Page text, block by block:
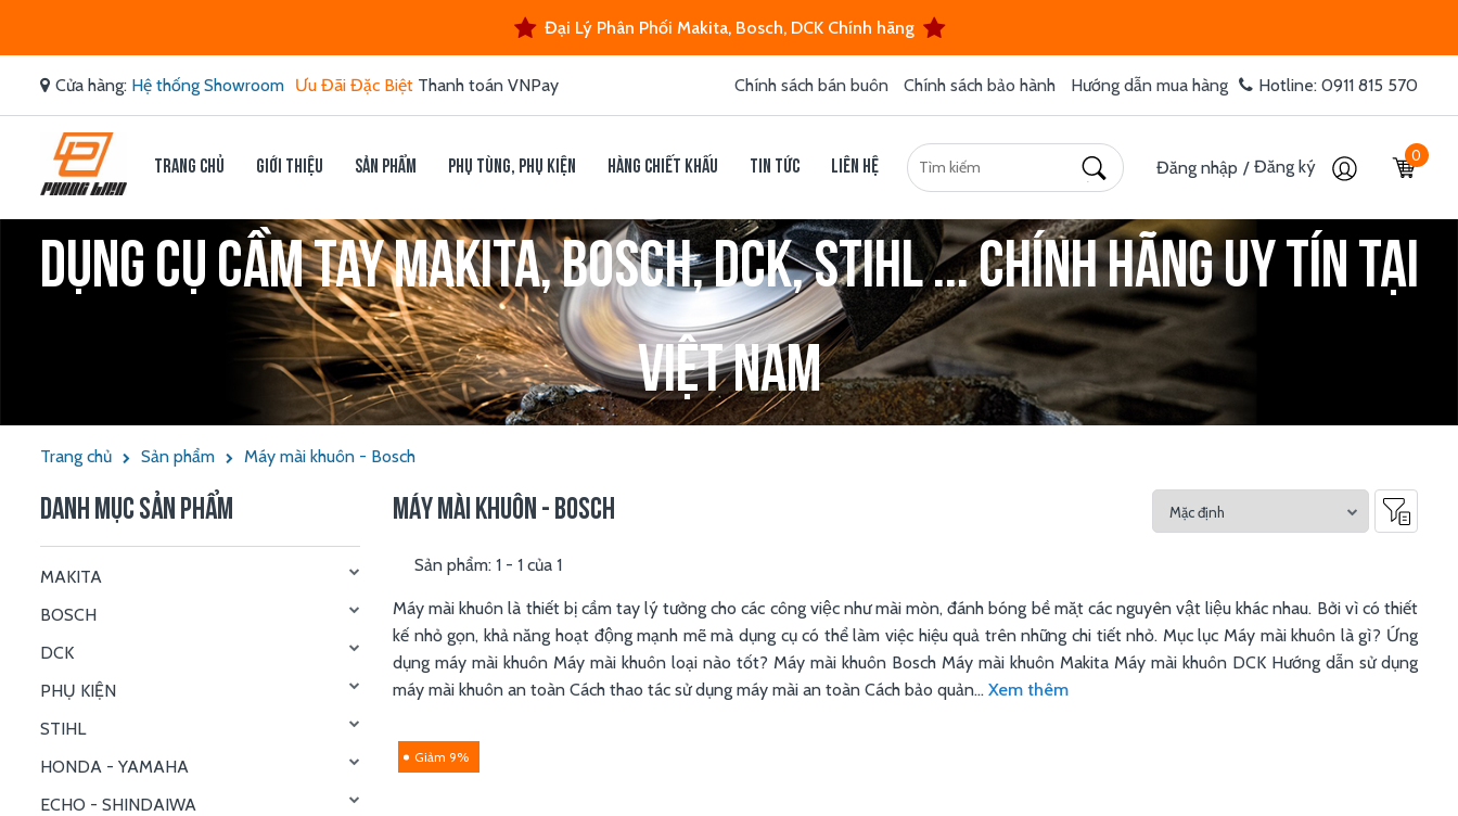
Đại Lý Phân Phối Makita, Bosch, DCK Chính hãng
Cửa hàng: Hệ thống Showroom Ưu Đãi Đặc Biệt Thanh toán VNPay Chính sách bán buôn Chính sách bảo hành Hướng dẫn mua hàng Hotline: 0911 815 570
Trang chủ Giới thiệu Sản phẩm Phụ tùng, phụ kiện Hàng chiết khấu Tin tức Liên hệ Đăng nhập / Đăng ký
0
Dụng cụ cầm tay Makita, Bosch, DCK, Stihl ... chính hãng uy tín tại
Việt Nam
Trang chủ Sản phẩm Máy mài khuôn - Bosch
DANH MỤC SẢN PHẨM
MAKITA
BOSCH
DCK
PHỤ KIỆN
STIHL
HONDA - YAMAHA
ECHO - SHINDAIWA
MÁY MÀI KHUÔN - BOSCH
Sản phẩm: 1 - 1 của 1
Máy mài khuôn là thiết bị cầm tay lý tưởng cho các công việc như mài mòn, đánh bóng bề mặt các nguyên vật liệu khác nhau. Bởi vì có thiết
kế nhỏ gọn, khả năng hoạt động mạnh mẽ mà dụng cụ có thể làm việc hiệu quả trên những chi tiết nhỏ. Mục lục Máy mài khuôn là gì? Ứng
dụng máy mài khuôn Máy mài khuôn loại nào tốt? Máy mài khuôn Bosch Máy mài khuôn Makita Máy mài khuôn DCK Hướng dẫn sử dụng
máy mài khuôn an toàn Cách thao tác sử dụng máy mài an toàn Cách bảo quản... Xem thêm
Giảm 9%